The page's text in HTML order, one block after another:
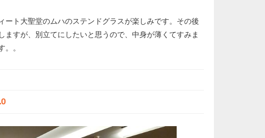
ート大聖堂のムハのステンドグラスが楽しみです。その後
ますが、別立てにしたいと思うので、中身が薄くてすみま
。。